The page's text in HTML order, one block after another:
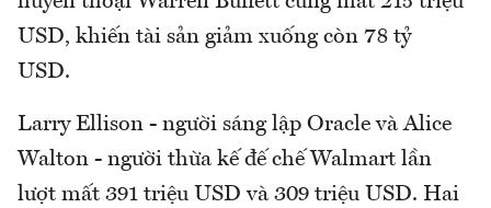
USD, khiến tài sản giảm xuống còn 78 tỷ
USD.
Larry Ellison - người sáng lập Oracle vàAlice
Walton - người thừa kế đế chế Walmart lần
lượt mất 391 triệu USD và 309 triệu USD. Hai